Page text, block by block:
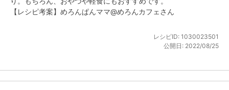
【レシピ考案】めろんぱんママ@めろんカフェさん
レシピID: 1030023501
公開日: 2022/08/25